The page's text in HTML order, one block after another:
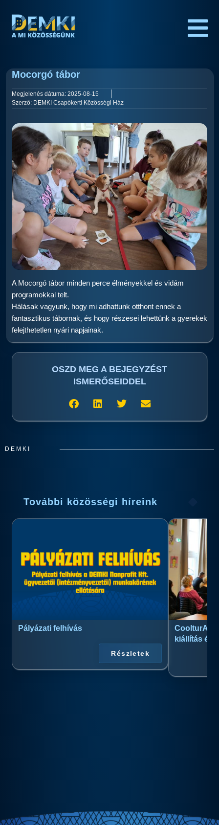
Mocorgó tábor
Megjelenés dátuma: 2025-08-15
Szerző: DEMKI Csapókerti Közösségi Ház
A Mocorgó tábor minden perce élményekkel és vidám
programokkal telt.
Hálásak vagyunk, hogy mi adhattunk otthont ennek a
fantasztikus tábornak, és hogy részesei lehettünk a gyerekek
felejthetetlen nyári napjainak.
OSZD MEG A BEJEGYZÉST
ISMERŐSEIDDEL
DEMKI
További közösségi híreink
Pályázati felhívás
Részletek
kiállítás és